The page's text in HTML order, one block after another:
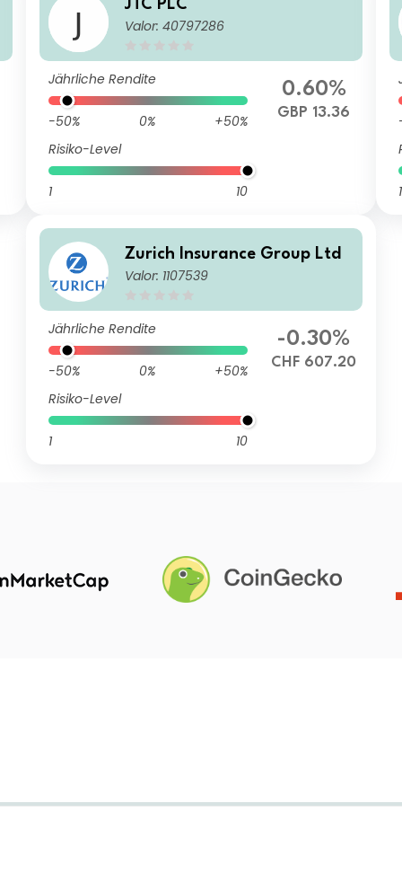
JTC PLC
Valor: 40797286
Jährliche Rendite
-50% 0%
+50%
Risiko-Level
1 10
0.60%
GBP 13.36
1
Zurich Insurance Group Ltd
Valor: 1107539
Jährliche Rendite
-50% 0%
+50%
Risiko-Level
1 10
-0.30%
CHF 607.20